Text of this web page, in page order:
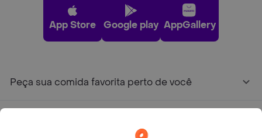
App Store Google play AppGallery
Peça sua comida favorita perto de você